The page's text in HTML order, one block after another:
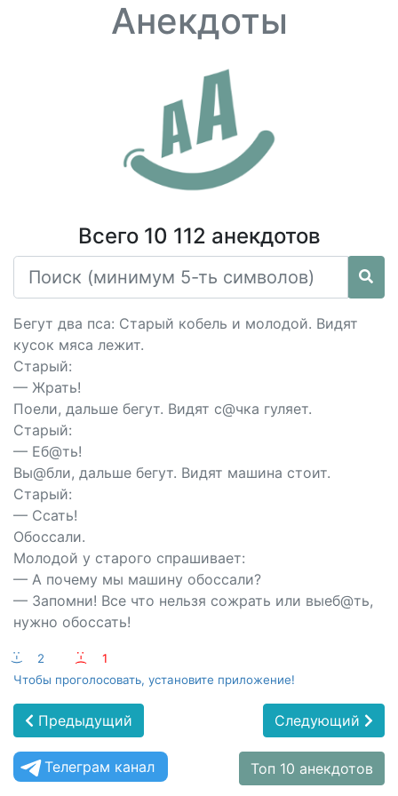
Анекдоты
Всего 10 112 анекдотов
Бегут два пса: Старый кобель и молодой. Видят
кусок мяса лежит.
Старый:
— Жрать!
Поели, дальше бегут. Видят с@чка гуляет.
Старый:
— Еб@ть!
Вы@бли, дальше бегут. Видят машина стоит.
Старый:
— Ссать!
Обоссали.
Молодой у старого спрашивает:
— А почему мы машину обоссали?
— Запомни! Все что нельзя сожрать или выеб@ть,
нужно обоссать!
:-) 2 :-(
1
Чтобы проголосовать, установите приложение!
Предыдущий Следующий
Телеграм канал Топ 10 анекдотов